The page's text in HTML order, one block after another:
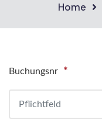
Home
Buchungsnr *